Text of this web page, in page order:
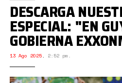
DESCARGA
ESPECIAL: "EN
GOBIERNA
13 Ago 2025, 2:52 pm.